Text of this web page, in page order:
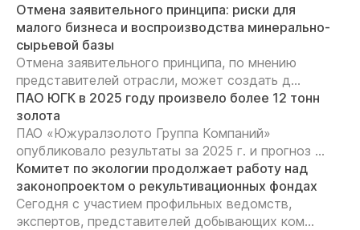
Отмена заявительного принципа: риски для
малого бизнеса и воспроизводства минерально-
сырьевой базы
Отмена заявительного принципа, по мнению
представителей отрасли, может создать д...
ПАО ЮГК в 2025 году произвело более 12 тонн
золота
ПАО «Южуралзолото Группа Компаний»
опубликовало результаты за 2025 г. и прогноз ...
Комитет по экологии продолжает работу над
законопроектом о рекультивационных фондах
Сегодня с участием профильных ведомств,
экспертов, представителей добывающих ком...